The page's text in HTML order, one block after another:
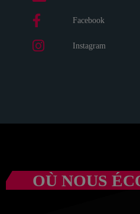
Facebook
Instagram
OÙ NOUS